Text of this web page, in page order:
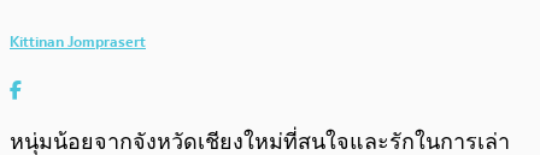
Kittinan Jomprasert
หนุ่มน้อยจากจังหวัดเชียงใหม่ที่สนใจและรักในการเล่า